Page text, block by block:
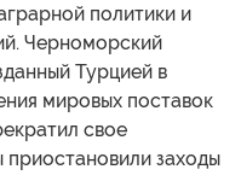
политики и
Черноморский
Турцией в
мировых поставок
свое
приостановили заходы